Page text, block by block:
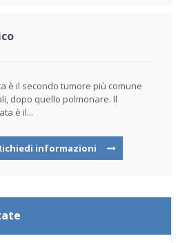
è il secondo tumore più comune
dopo quello polmonare. Il
è il...
informazioni